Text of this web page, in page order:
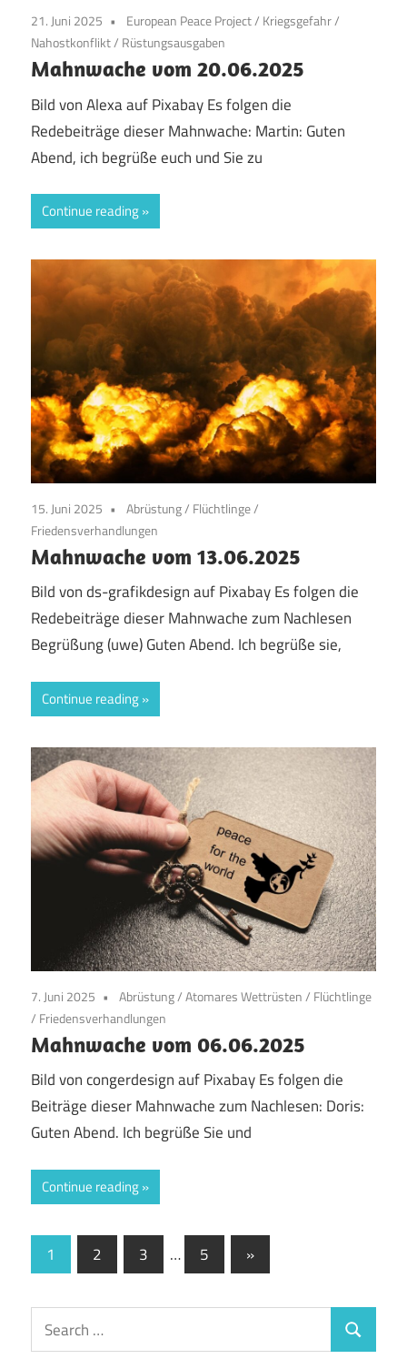
21. Juni 2025 European Peace Project/ Kriegsgefahr/
Nahostkonflikt/ Rüstungsausgaben
Mahnwache vom 20.06.2025
Bild von Alexa auf Pixabay Es folgen die
Redebeiträge dieser Mahnwache: Martin: Guten
Abend, ich begrüße euch und Sie zu
Continue reading
15. Juni 2025 Abrüstung/ Flüchtlinge/
Friedensverhandlungen
Mahnwache vom 13.06.2025
Bild von ds-grafikdesign auf Pixabay Es folgen die
Redebeiträge dieser Mahnwache zum Nachlesen
Begrüßung (uwe) Guten Abend. Ich begrüße sie,
Continue reading
7. Juni 2025 Abrüstung/Atomares Wettrüsten/ Flüchtlinge
/ Friedensverhandlungen
Mahnwache vom 06.06.2025
Bild von congerdesign auf Pixabay Es folgen die
Beiträge dieser Mahnwache zum Nachlesen: Doris:
Guten Abend. Ich begrüße Sie und
Continue reading
Seitennummerierung
Beiträge
1 2 3 … 5
Next
Posts
»
Search
for:
Search